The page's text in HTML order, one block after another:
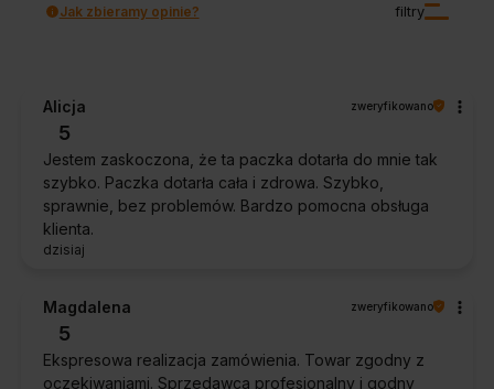
filtry
Jak zbieramy opinie?
Alicja zweryfikowano
5
Jestem zaskoczona, że ta paczka dotarła do mnie tak
szybko. Paczka dotarła cała i zdrowa. Szybko,
sprawnie, bez problemów. Bardzo pomocna obsługa
klienta.
dzisiaj
Magdalena zweryfikowano
5
Ekspresowa realizacja zamówienia. Towar zgodny z
oczekiwaniami. Sprzedawca profesjonalny i godny